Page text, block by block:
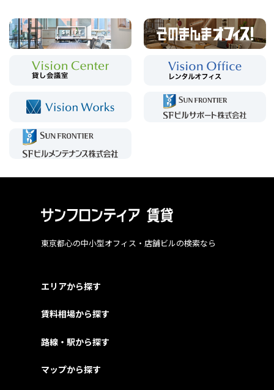
東京都心の中小型オフィス・店舗ビルの検索なら
エリアから探す
賃料相場から探す
路線・駅から探す
マップから探す